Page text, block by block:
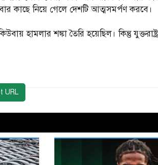
কাছে নিয়ে গেলে দেশটি আত্মসমর্পণ করবে।
হামলার শঙ্কা তৈরি হয়েছিল। কিন্তু
URL